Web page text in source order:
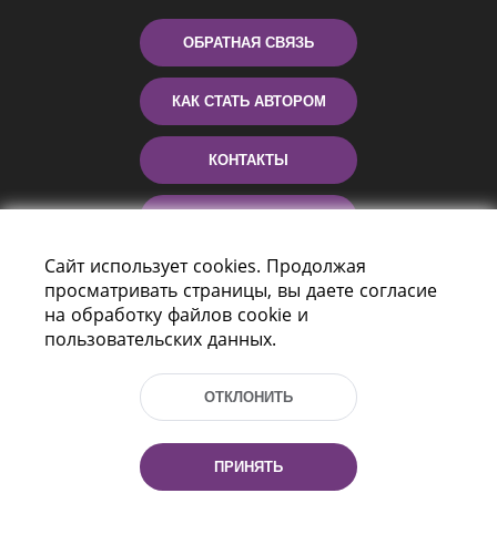
ОБРАТНАЯ СВЯЗЬ
КАК СТАТЬ АВТОРОМ
КОНТАКТЫ
г. Минск, Республика Беларусь, 220114
Тел.: (+375 17) 368 37 37, Факс: (+375 17)
Сайт использует cookies. Продолжая
просматривать страницы, вы даете согласие
на обработку файлов cookie и
пользовательских данных.
ОТКЛОНИТЬ
ПРИНЯТЬ